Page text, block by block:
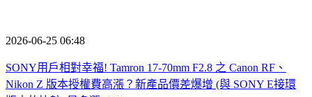
2026-06-25 06:48
SONY用戶相對幸福! Tamron 17-70mm F2.8 之 Canon RF、
Nikon Z 版本授權費高漲？新產品價差爆增 (與 SONY E接環